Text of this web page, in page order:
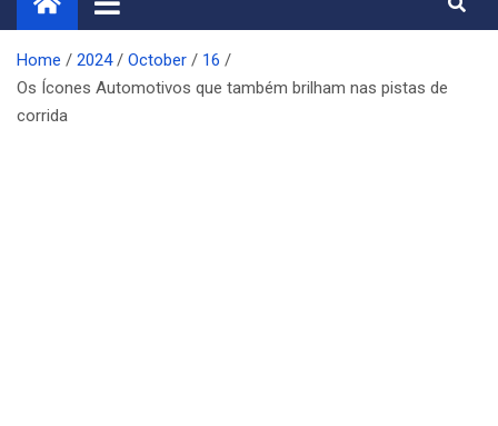
Home 2024 October
16
Os Ícones Automotivos que também brilham nas pistas de
corrida